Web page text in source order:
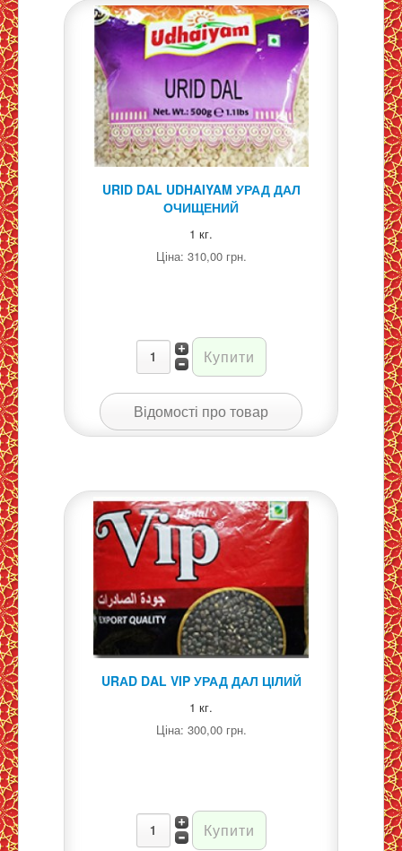
URID DAL UDHAIYAM УРАД ДАЛ
ОЧИЩЕНИЙ
1 кг.
Ціна: 310,00 грн.
Відомості про товар
URАD DAL VIP УРАД ДАЛ ЦІЛИЙ
1 кг.
Ціна: 300,00 грн.